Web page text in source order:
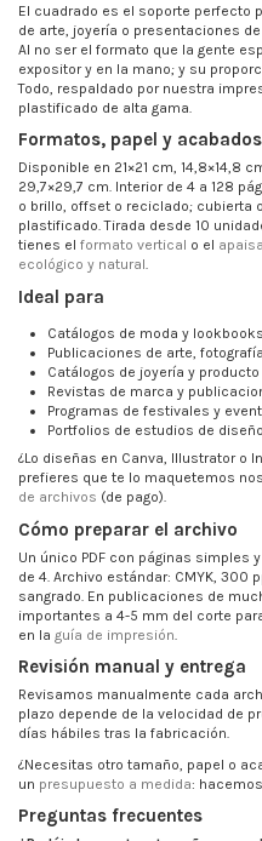
El cuadrado es el soporte perfecto
de arte, joyería o presentaciones
Al no ser el formato que la gente
expositor y en la mano; y su
Todo, respaldado por nuestra
plastificado de alta gama.
Formatos, papel y acabados
Disponible en 21×21 cm, 14,8×14,8
29,7×29,7 cm. Interior de 4 a 128
o brillo, offset o reciclado; cubierta
plastificado. Tirada desde 10
tienes el formato vertical o el
ecológico y natural.
Ideal para
Catálogos de moda y
Publicaciones de arte,
Catálogos de joyería y
Revistas de marca y
Programas de festivales y
Portfolios de estudios de
¿Lo diseñas en Canva, Illustrator o
prefieres que te lo maquetemos
de archivos (de pago).
Cómo preparar el archivo
Un único PDF con páginas simples
de 4. Archivo estándar: CMYK, 300
sangrado. En publicaciones de
importantes a 4-5 mm del corte
en la guía de impresión
Revisión manual y entrega
Revisamos manualmente cada
plazo depende de la velocidad de
días hábiles tras la fabricación.
¿Necesitas otro tamaño, papel o
un presupuesto a medida:
Preguntas frecuentes